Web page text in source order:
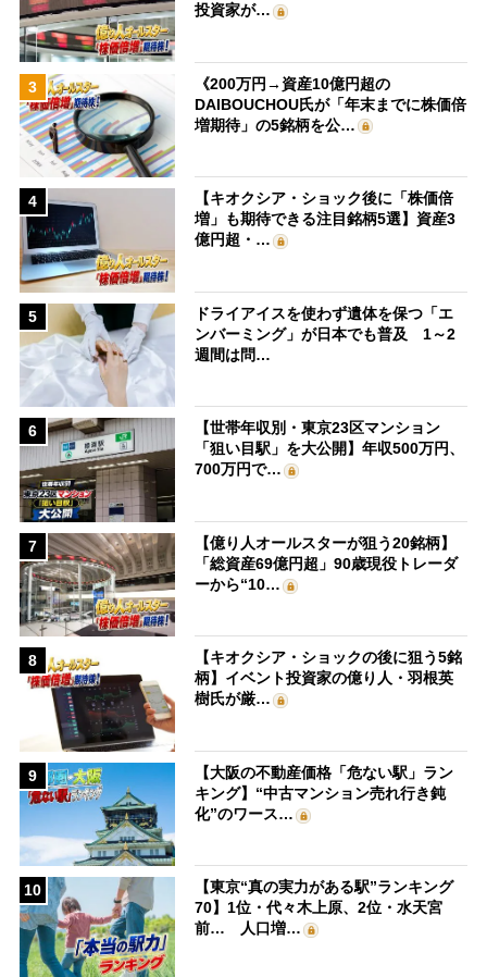
投資家が…
3
《200万円→資産10億円超の
DAIBOUCHOU氏が「年末までに株価倍
増期待」の5銘柄を公…
4
【キオクシア・ショック後に「株価倍
増」も期待できる注目銘柄5選】資産3
億円超・…
5
ドライアイスを使わず遺体を保つ「エ
ンバーミング」が日本でも普及 1～2
週間は問…
6
【世帯年収別・東京23区マンション
「狙い目駅」を大公開】年収500万円、
700万円で…
7
【億り人オールスターが狙う20銘柄】
「総資産69億円超」90歳現役トレーダ
ーから“10…
8
【キオクシア・ショックの後に狙う5銘
柄】イベント投資家の億り人・羽根英
樹氏が厳…
9
【大阪の不動産価格「危ない駅」ラン
キング】“中古マンション売れ行き鈍
化”のワース…
10
【東京“真の実力がある駅”ランキング
70】1位・代々木上原、2位・水天宮
前… 人口増…